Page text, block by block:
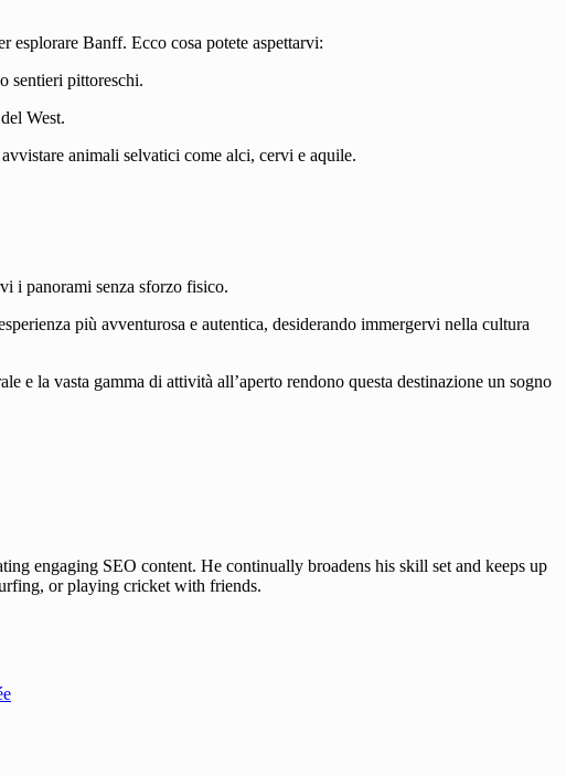
Banff. Ecco cosa potete aspettarvi:
sentieri pittoreschi.
West.
animali selvatici come alci, cervi e aquile.
i panorami senza sforzo fisico.
più avventurosa e autentica, desiderando immergervi nella cultura
e la vasta gamma di attività all’aperto rendono questa destinazione un sogno
engaging SEO content. He continually broadens his skill set and keeps up
or playing cricket with friends.